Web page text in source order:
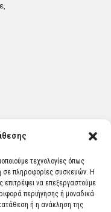
τεχνολογίες όπως
σε πληροφορίες συσκευών. Η
επιτρέψει να επεξεργαστούμε
περιήγησης ή μοναδικά
ή η ανάκληση της